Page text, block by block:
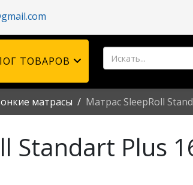
ТОВАРОВ
матрасы Матрас SleepRoll
Standart Plus